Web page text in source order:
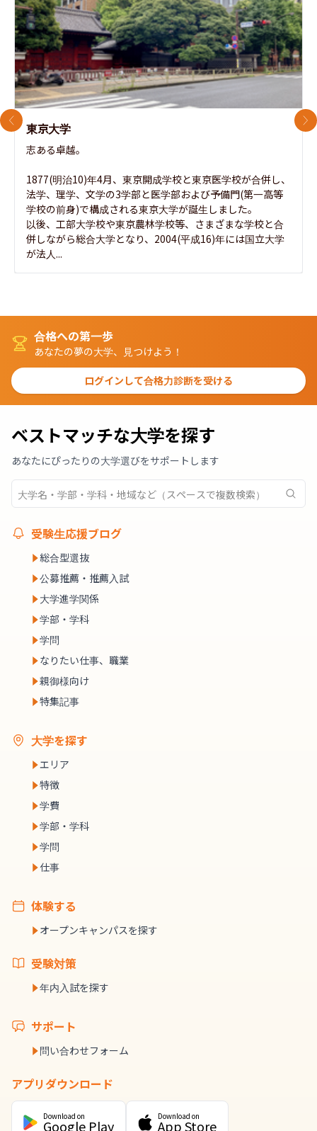
東京大学
志ある卓越。
1877(明治10)年4月、東京開成学校と東京医学校が合併し、
法学、理学、文学の3学部と医学部および予備門(第一高等
学校の前身)で構成される東京大学が誕生しました。
以後、工部大学校や東京農林学校等、さまざまな学校と合
併しながら総合大学となり、2004(平成16)年には国立大学
が法人...
前のスライド 次
合格への第一歩
あなたの夢の大学、見つけよう！
ログインして合格力診断を受ける
ベストマッチな大学を探す
あなたにぴったりの大学選びをサポートします
受験生応援ブログ
総合型選抜
公募推薦・推薦入試
大学進学関係
学部・学科
学問
なりたい仕事、職業
親御様向け
特集記事
大学を探す
エリア
特徴
学費
学部・学科
学問
仕事
体験する
オープンキャンパスを探す
受験対策
年内入試を探す
サポート
問い合わせフォーム
アプリダウンロード
Download on
Google Play
Download on
App Store